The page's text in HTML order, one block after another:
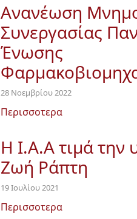
Ανανέωση
Συνεργασίας
Ένωσης
28 Νοεμβρίου 2022
Περισσοτερα
Η Ι.Α.Α τιμά την
Ζωή Ράπτη
19 Ιουλίου 2021
Περισσοτερα